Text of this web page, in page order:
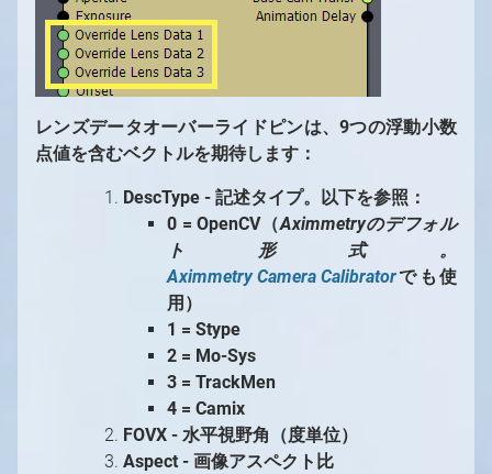
レンズデータオーバーライドピンは、9つの浮動小数
点値を含むベクトルを期待します：
DescType - 記述タイプ。以下を参照：
0 = OpenCV（Aximmetryのデフォル
ト形式。
Aximmetry Camera Calibratorでも使
用）
1 = Stype
2 = Mo-Sys
3 = TrackMen
4 = Camix
FOVX - 水平視野角（度単位）
Aspect - 画像アスペクト比